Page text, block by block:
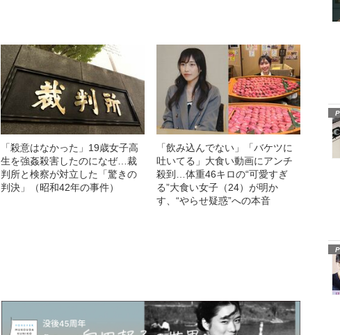
「殺意はなかった」19歳女子高
生を強姦殺害したのになぜ…裁
判所と検察が対立した「驚きの
判決」（昭和42年の事件）
「飲み込んでない」「バケツに
吐いてる」大食い動画にアンチ
殺到…体重46キロの“可愛すぎ
る”大食い女子（24）が明か
す、“やらせ疑惑”への本音